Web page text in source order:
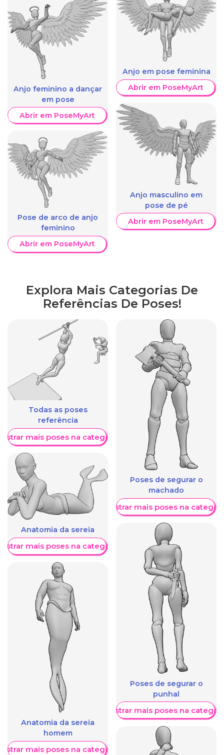
Anjo feminino a dançar
em pose
Abrir em PoseMyArt
Pose de arco de anjo
feminino
Abrir em PoseMyArt
Anjo em pose feminina
Abrir em PoseMyArt
Anjo masculino em
pose de pé
Abrir em PoseMyArt
Explora Mais Categorias De
Referências De Poses!
Todas as poses
referência
mais poses na categoria
Anatomia da sereia
mais poses na categoria
Anatomia da sereia
homem
mais poses na categoria
Poses de segurar o
machado
Mostrar mais poses na
Poses de segurar o
punhal
Mostrar mais poses na